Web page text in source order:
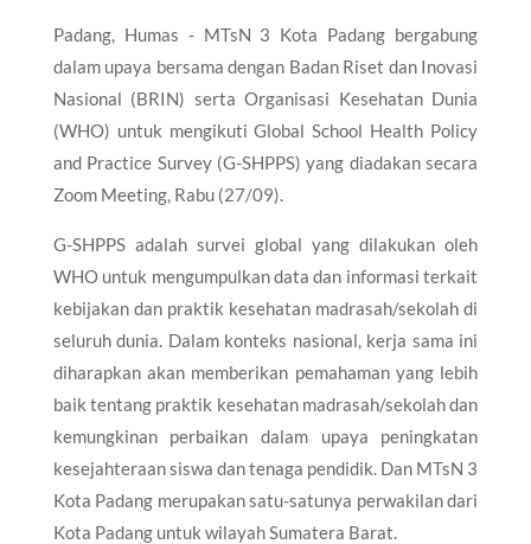
Padang, Humas - MTsN 3 Kota Padang bergabung
dalam upaya bersama dengan Badan Riset dan Inovasi
Nasional (BRIN) serta Organisasi Kesehatan Dunia
(WHO) untuk mengikuti Global School Health Policy
and Practice Survey (G-SHPPS) yang diadakan secara
Zoom Meeting, Rabu (27/09).
G-SHPPS adalah survei global yang dilakukan oleh
WHO untuk mengumpulkan data dan informasi terkait
kebijakan dan praktik kesehatan madrasah/sekolah di
seluruh dunia. Dalam konteks nasional, kerja sama ini
diharapkan akan memberikan pemahaman yang lebih
baik tentang praktik kesehatan madrasah/sekolah dan
kemungkinan perbaikan dalam upaya peningkatan
kesejahteraan siswa dan tenaga pendidik. Dan MTsN 3
Kota Padang merupakan satu-satunya perwakilan dari
Kota Padang untuk wilayah Sumatera Barat.